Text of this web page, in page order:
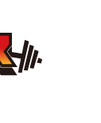
MORNING」